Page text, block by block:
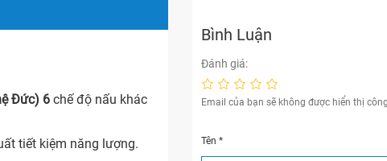
Đức) 6 chế độ nấu khác
tiết kiệm năng lượng.
Bình Luận
Đánh giá:
Email của bạn sẽ không được hiển thị
Tên*